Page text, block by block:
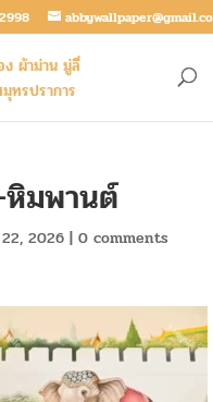
มพานต์
2026| 0 comments